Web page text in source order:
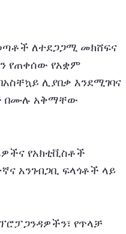
ለተደጋጋሚ መክሸፍና
የጠቀሰው የአቋም
ሊያበቃ እንደሚገባና
በሙሉ አቅማቸው
የአክቲቪስቶች
አንገብጋቢ ፍላጎቶች ላይ
የጥላቻ